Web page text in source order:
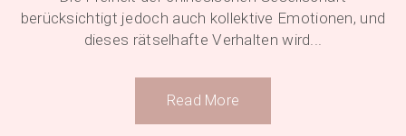
berücksichtigt jedoch auch kollektive Emotionen, und
dieses rätselhafte Verhalten wird...
Read More